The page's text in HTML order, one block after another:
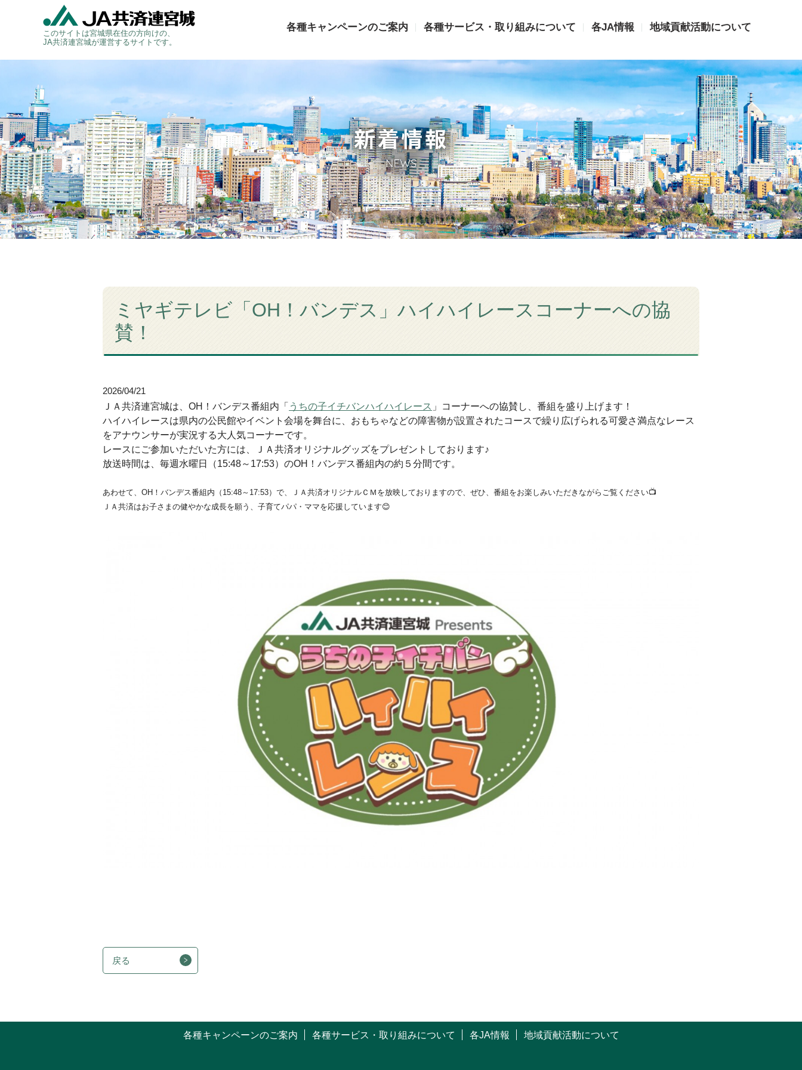
このサイトは宮城県在住の方向けの、
JA共済連宮城が運営するサイトです。
各種キャンペーンのご案内 各種サービス・取り組みについて 各JA情報 地域貢献活動について
ミヤギテレビ「OH！バンデス」ハイハイレースコーナーへの協
賛！
2026/04/21
ＪＡ共済連宮城は、OH！バンデス番組内「 うちの子イチバンハイハイレース 」コーナーへの協賛し、番組を盛り上げます！
ハイハイレースは県内の公民館やイベント会場を舞台に、おもちゃなどの障害物が設置されたコースで繰り広げられる可愛さ満点なレース
をアナウンサーが実況する大人気コーナーです。
レースにご参加いただいた方には、ＪＡ共済オリジナルグッズをプレゼントしております♪
放送時間は、毎週水曜日（15:48～17:53）のOH！バンデス番組内の約５分間です。
あわせて、OH！バンデス番組内（15:48～17:53）で、ＪＡ共済オリジナルＣＭを放映しておりますので、ぜひ、番組をお楽しみいただきながらご覧ください📺
ＪＡ共済はお子さまの健やかな成長を願う、子育てパパ・ママを応援しています😊
戻る
各種キャンペーンのご案内 各種サービス・取り組みについて 各JA情報 地域貢献活動について